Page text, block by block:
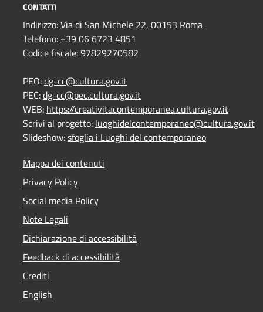
CONTATTI
Indirizzo:Via di San Michele 22, 00153 Roma
Telefono: +39 06 6723 4851
Codice fiscale: 97829270582
PEO:dg-cc@cultura.gov.it
PEC:dg-cc@pec.cultura.gov.it
WEB: https://creativitacontemporanea.cultura.gov.it
Scrivi al progetto: luoghidelcontemporaneo@cultura.gov.it
Slideshow:sfoglia i Luoghi del contemporaneo
Mappa dei contenuti
Privacy Policy
Social media Policy
Note Legali
Dichiarazione di accessibilità
Feedback di accessibilità
Crediti
English